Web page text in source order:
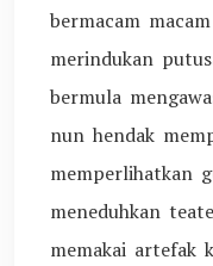
bermacam
merindukan
bermula
nun hendak
memperlihatkan
meneduhkan
memakai artefak